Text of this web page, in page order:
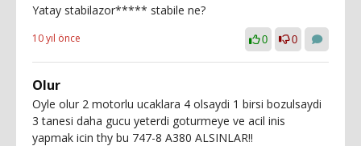
Yatay stabilazor***** stabile ne?
10 yıl önce 0 0
Olur
Oyle olur 2 motorlu ucaklara 4 olsaydi 1 birsi bozulsaydi
3 tanesi daha gucu yeterdi goturmeye ve acil inis
yapmak icin thy bu 747-8 A380 ALSINLAR!!